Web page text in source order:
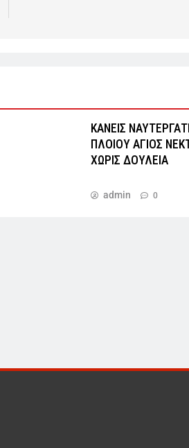
ΚΑΝΕΙΣ
ΠΛΟΙΟY ΑΓΙΟΣ
ΧΩΡΙΣ ΔΟΥΛΕΙΑ
admin 0